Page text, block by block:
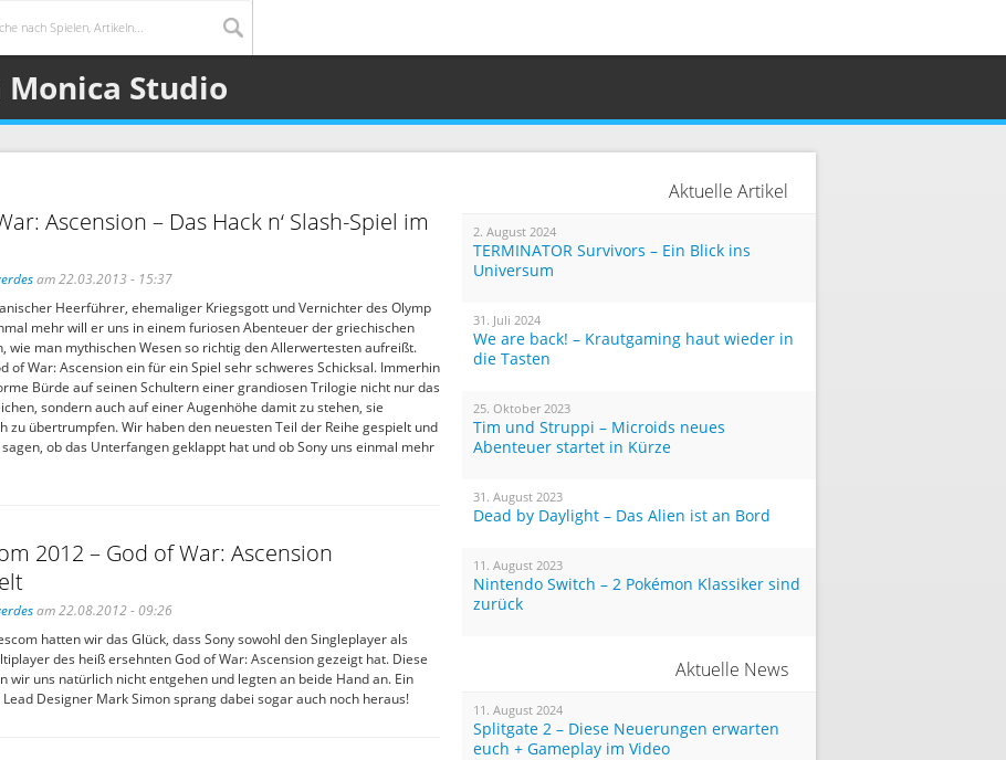
Studio
Ascension – Das Hack n‘ Slash-Spiel im
am 22.03.2013 - 15:37
Heerführer, ehemaliger Kriegsgott und Vernichter des Olymp
mehr will er uns in einem furiosen Abenteuer der griechischen
wie man mythischen Wesen so richtig den Allerwertesten aufreißt.
of War: Ascension ein für ein Spiel sehr schweres Schicksal. Immerhin
Bürde auf seinen Schultern einer grandiosen Trilogie nicht nur das
sondern auch auf einer Augenhöhe damit zu stehen, sie
zu übertrumpfen. Wir haben den neuesten Teil der Reihe gespielt und
ob das Unterfangen geklappt hat und ob Sony uns einmal mehr
2012 – God of War: Ascension
am 22.08.2012 - 09:26
hatten wir das Glück, dass Sony sowohl den Singleplayer als
des heiß ersehnten God of War: Ascension gezeigt hat. Diese
wir uns natürlich nicht entgehen und legten an beide Hand an. Ein
Designer Mark Simon sprang dabei sogar auch noch heraus!
Aktuelle Artikel
2. August 2024
TERMINATOR Survivors – Ein Blick ins
Universum
31. Juli 2024
We are back! – Krautgaming haut wieder in
die Tasten
25. Oktober 2023
Tim und Struppi – Microids neues
Abenteuer startet in Kürze
31. August 2023
Dead by Daylight – Das Alien ist an Bord
11. August 2023
Nintendo Switch – 2 Pokémon Klassiker sind
zurück
Aktuelle News
11. August 2024
Splitgate 2 – Diese Neuerungen erwarten
euch + Gameplay im Video